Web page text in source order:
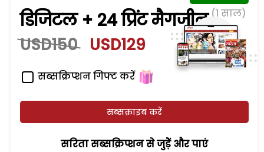
डिजिटल + 24 प्रिंट मैगजीन (1 साल)
USD150 USD129
सब्सक्रिप्शन गिफ्ट करें
सब्सक्राइब करें
सरिता सब्सक्रिप्शन से जुड़ेें और पाएं